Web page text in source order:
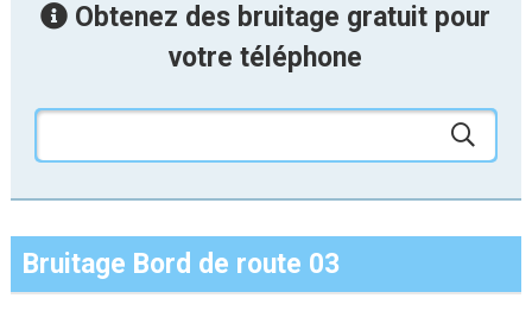
Obtenez des bruitage gratuit pour
votre téléphone
Bruitage Bord de route 03